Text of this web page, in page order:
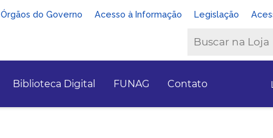
Órgãos do Governo Acesso à Informação Legislação
Biblioteca Digital FUNAG Contato